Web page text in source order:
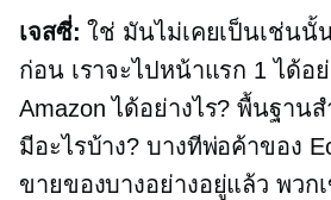
เจสซี่: ใช่ มันไม่เคยเป็นเช่นนั้น
ก่อน เราจะไปหน้าแรก 1 ได้อย่
Amazon ได้อย่างไร? พื้นฐาน
มีอะไรบ้าง? บางทีพ่อค้าของ
ขายของบางอย่างอยู่แล้ว พวก